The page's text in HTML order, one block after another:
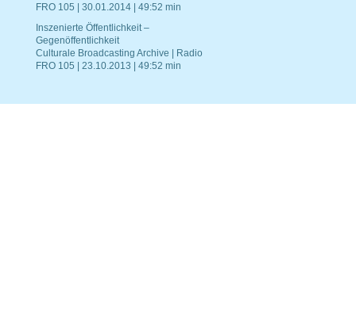
FRO 105 | 30.01.2014 | 49:52 min
Inszenierte Öffentlichkeit –
Gegenöffentlichkeit
Culturale Broadcasting Archive | Radio
FRO 105 | 23.10.2013 | 49:52 min